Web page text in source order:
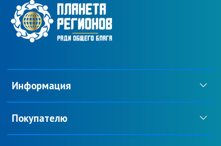
Информация
Покупателю